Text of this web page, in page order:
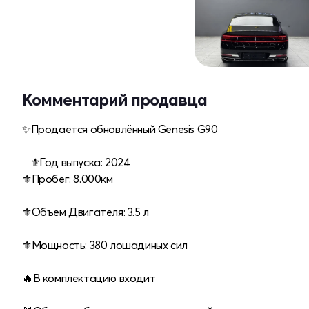
Комментарий продавца
✨Продается обновлённый Genesis G90
⠀⚜️Год выпуска: 2024
⚜️Пробег: 8.000км
⚜️Объем Двигателя: 3.5 л
⚜️Мощность: 380 лошадиных сил
🔥В комплектацию входит